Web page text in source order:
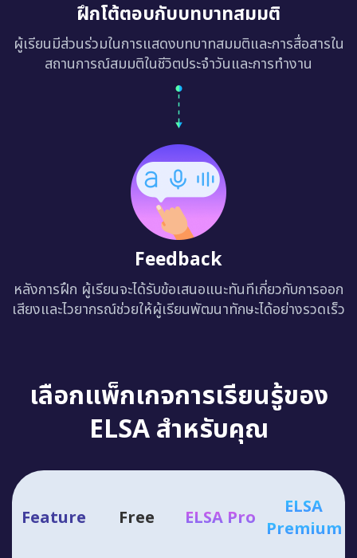
ฝึกโต้ตอบกับบทบาทสมมติ
ผู้เรียนมีส่วนร่วมในการแสดงบทบาทสมมติและการสื่อสารใน
สถานการณ์สมมติในชีวิตประจำวันและการทำงาน
Feedback
หลังการฝึก ผู้เรียนจะได้รับข้อเสนอแนะทันทีเกี่ยวกับการออก
เสียงและไวยากรณ์ช่วยให้ผู้เรียนพัฒนาทักษะได้อย่างรวดเร็ว
เลือกแพ็กเกจการเรียนรู้ของ
ELSA สำหรับคุณ
Feature Free ELSA Pro
ELSA
Premium